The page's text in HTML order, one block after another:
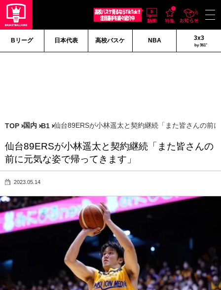
Bリーグ 日本代表 高校バスケ NBA 3x3
by 361°
TOP 国内 B1 仙台89ERSが小林遥太と契約継続「また皆さんの前
仙台89ERSが小林遥太と契約継続「また皆さんの
前に元気な姿で帰ってきます」
2023.05.14